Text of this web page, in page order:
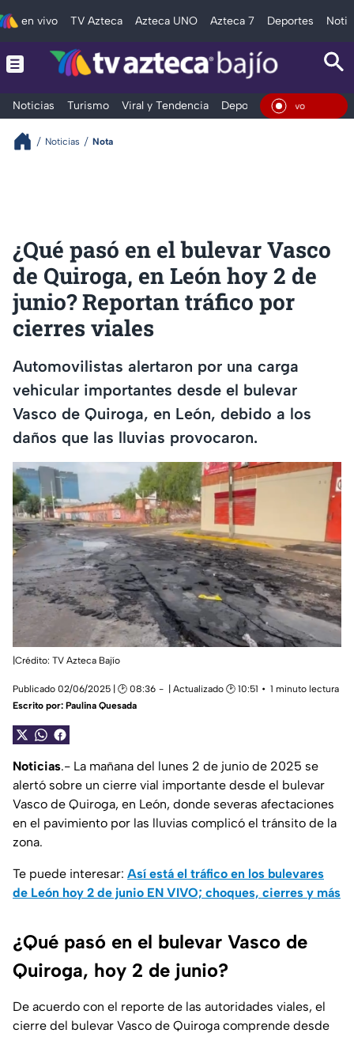
en vivo TV Azteca Azteca UNO Azteca 7 Deportes
Noticias Turismo Viral y Tendencia Deportes Espectáculos
En
Noticias Nota
¿Qué pasó en el bulevar Vasco
de Quiroga, en León hoy 2 de
junio? Reportan tráfico por
cierres viales
Automovilistas alertaron por una carga
vehicular importantes desde el bulevar
Vasco de Quiroga, en León, debido a los
daños que las lluvias provocaron.
|Crédito: TV Azteca Bajío
Publicado 02/06/2025 | 🕑 08:36 | Actualizado 🕑 10:51
1 minuto lectura
Escrito por: Paulina Quesada
Noticias.- La mañana del lunes 2 de junio de 2025 se
alertó sobre un cierre vial importante desde el bulevar
Vasco de Quiroga, en León, donde severas afectaciones
en el pavimiento por las lluvias complicó el tránsito de la
zona.
Te puede interesar: Así está el tráfico en los bulevares
de León hoy 2 de junio EN VIVO; choques, cierres y más
¿Qué pasó en el bulevar Vasco de
Quiroga, hoy 2 de junio?
De acuerdo con el reporte de las autoridades viales, el
cierre del bulevar Vasco de Quiroga comprende desde